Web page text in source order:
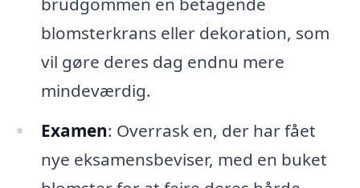
blomsterkrans eller dekoration, som
vil gøre deres dag endnu mere
mindeværdig.
Examen: Overrask en, der har fået
nye eksamensbeviser, med en buket